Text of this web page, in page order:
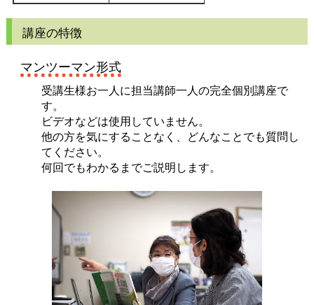
講座の特徴
マンツーマン形式
受講生様お一人に担当講師一人の完全個別講座で
す。
ビデオなどは使用していません。
他の方を気にすることなく、どんなことでも質問し
てください。
何回でもわかるまでご説明します。